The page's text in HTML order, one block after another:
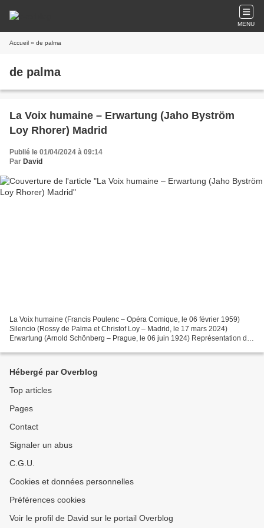
MENU
Accueil » de palma
de palma
La Voix humaine – Erwartung (Jaho Byström
Loy Rhorer) Madrid
Publié le 01/04/2024 à 09:14
Par David
La Voix humaine (Francis Poulenc – Opéra Comique, le 06 février 1959)
Silencio (Rossy de Palma et Christof Loy – Madrid, le 17 mars 2024)
Erwartung (Arnold Schönberg – Prague, le 06 juin 1924) Représentation du
Hébergé par Overblog
Top articles
Pages
Contact
Signaler un abus
C.G.U.
Cookies et données personnelles
Préférences cookies
Voir le profil de David sur le portail Overblog